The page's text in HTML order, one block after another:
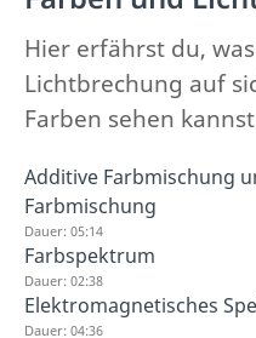
Hier erfährst du,
Lichtbrechung auf
Farben sehen
Additive Farbmischung
Farbmischung
Dauer: 05:14
Farbspektrum
Dauer: 02:38
Elektromagnetisches
Dauer: 04:36